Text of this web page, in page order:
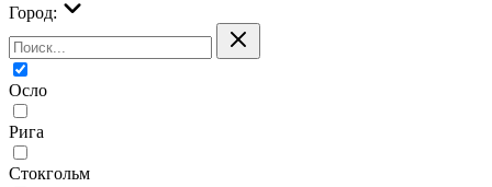
Город:
Осло
Рига
Стокгольм